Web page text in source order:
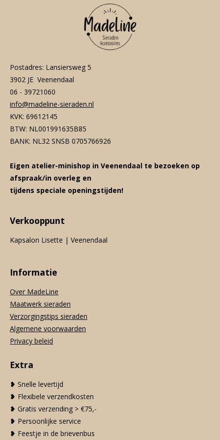
Postadres: Lansiersweg 5
3902 JE Veenendaal
06 - 39721060
info@madeline-sieraden.nl
KVK: 69612145
BTW: NL001991635B85
BANK: NL32 SNSB 0705766926
Eigen atelier-minishop in Veenendaal te bezoeken op
afspraak/in overleg en
tijdens speciale openingstijden!
Verkooppunt
Kapsalon Lisette | Veenendaal
Informatie
Over MadeLine
Maatwerk sieraden
Verzorgingstips sieraden
Algemene voorwaarden
Privacy beleid
Extra
❥ Snelle levertijd
❥ Flexibele verzendkosten
❥ Gratis verzending > €75,-
❥ Persoonlijke service
❥ Feestje in de brievenbus